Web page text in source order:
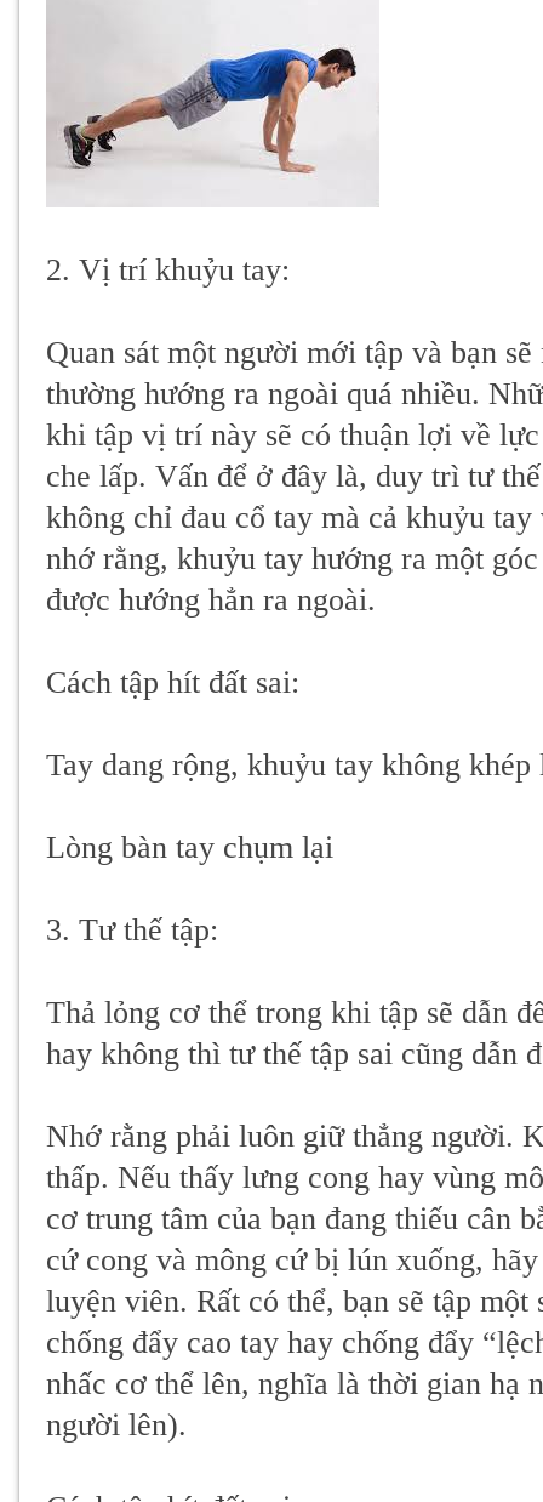
2. Vị trí khuỷu tay:
Quan sát một người mới tập và bạn
thường hướng ra ngoài quá nhiều.
khi tập vị trí này sẽ có thuận lợi về
che lấp. Vấn để ở đây là, duy trì tư
không chỉ đau cổ tay mà cả khuỷu
nhớ rằng, khuỷu tay hướng ra một
được hướng hẳn ra ngoài.
Cách tập hít đất sai:
Tay dang rộng, khuỷu tay không khép
Lòng bàn tay chụm lại
3. Tư thế tập:
Thả lỏng cơ thể trong khi tập sẽ dẫn
hay không thì tư thế tập sai cũng dẫn
Nhớ rằng phải luôn giữ thẳng người.
thấp. Nếu thấy lưng cong hay vùng
cơ trung tâm của bạn đang thiếu cân
cứ cong và mông cứ bị lún xuống,
luyện viên. Rất có thể, bạn sẽ tập
chống đẩy cao tay hay chống đẩy
nhấc cơ thể lên, nghĩa là thời gian hạ
người lên).